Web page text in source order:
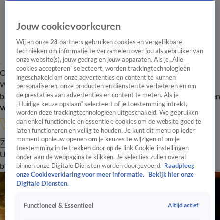
Overzicht Onze programma's Uitzendingen Onze gezichten
In de
WandelgangenInterviewsUitzending
bijwonenPodcastShopVeelgestelde vragenKijkersvraag insturen
Volg Vandaag Inside
Zoeken
UitzendingenVandaag InsideDe OranjezomerShopUitzending
bijwonen
Jouw cookievoorkeuren
Wij en onze28 partners gebruiken cookies en vergelijkbare
technieken om informatie te verzamelen over jou als gebruiker van
onze website(s), jouw gedrag en jouw apparaten. Als je „Alle
cookies accepteren” selecteert, worden trackingtechnologieën
ingeschakeld om onze advertenties en content te kunnen
personaliseren, onze producten en diensten te verbeteren en om
de prestaties van advertenties en content te meten. Als je
„Huidige keuze opslaan” selecteert of je toestemming intrekt,
worden deze trackingtechnologieën uitgeschakeld. We gebruiken
dan enkel functionele en essentiële cookies om de website goed te
laten functioneren en veilig te houden. Je kunt dit menu op ieder
moment opnieuw openen om je keuzes te wijzigen of om je
toestemming in te trekken door op de link Cookie-instellingen
onder aan de webpagina te klikken. Je selecties zullen overal
binnen onze Digitale Diensten worden doorgevoerd. Raadpleeg
onze Cookieverklaring voor meer informatie.
Bekijk hier onze
Digitale Diensten.
Functioneel & Essentieel Altijd actief